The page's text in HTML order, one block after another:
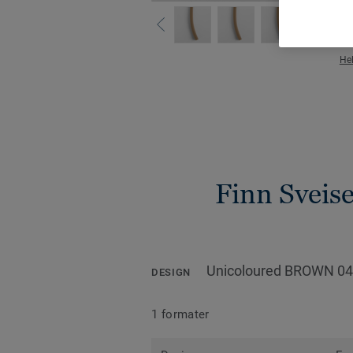
Finn
DESIGN Unicoloured BROWN
1 formater